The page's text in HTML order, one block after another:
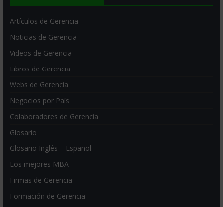
Artículos de Gerencia
Noticias de Gerencia
Videos de Gerencia
Libros de Gerencia
Webs de Gerencia
Negocios por País
Colaboradores de Gerencia
Glosario
Glosario Inglés – Español
Los mejores MBA
Firmas de Gerencia
Formación de Gerencia